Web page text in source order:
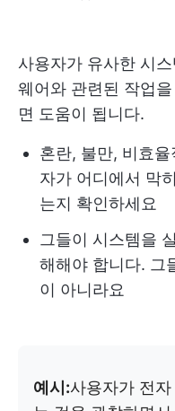
사용자가 유사한 시
웨어와 관련된 작업
면 도움이 됩니다.
혼란, 불만, 비효
자가 어디에서 막
는지 확인하세요
그들이 시스템을
해해야 합니다. 그
이 아니라요
예시:사용자가 전